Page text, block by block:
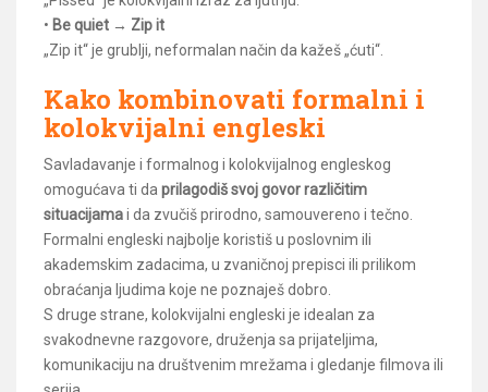
• Be quiet → Zip it
„Zip it“ je grublji, neformalan način da kažeš „ćuti“.
Kako kombinovati formalni i
kolokvijalni engleski
Savladavanje i formalnog i kolokvijalnog engleskog
omogućava ti da prilagodiš svoj govor različitim
situacijamai da zvučiš prirodno, samouvereno i tečno.
Formalni engleski najbolje koristiš u poslovnim ili
akademskim zadacima, u zvaničnoj prepisci ili prilikom
obraćanja ljudima koje ne poznaješ dobro.
S druge strane, kolokvijalni engleski je idealan za
svakodnevne razgovore, druženja sa prijateljima,
komunikaciju na društvenim mrežama i gledanje filmova ili